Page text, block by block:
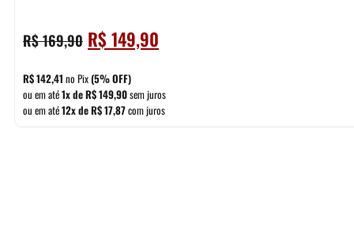
R$169,90 O
preço
original
era:
R$ 169,90.
R$149,90
preço
é:
R$ 149,90.
R$142,41 no Pix(5% OFF)
ou em até1x deR$149,90sem juros
ou em até12x deR$17,87com juros